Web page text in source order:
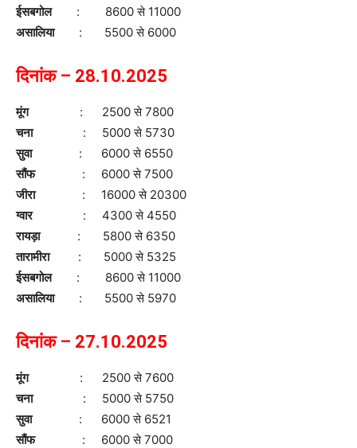
ईसबगोल
: 8600 से 11000
असालिया : 5500 से 6000
दिनांक – 28.10.2025
मूंग: 2500 से 7800
चना : 5000 से 5730
सुवा : 6000 से 6550
सौंफ
: 6000 से 7500
जीरा : 16000 से 20300
ग्वार
: 4300 से 4550
रायड़ा : 5800 से 6350
तारामीरा: 5000 से 5325
ईसबगोल
: 8600 से 11000
असालिया : 5500 से 5970
दिनांक – 27.10.2025
मूंग: 2500 से 7600
चना : 5000 से 5750
सुवा : 6000 से 6521
सौंफ
: 6000 से 7000